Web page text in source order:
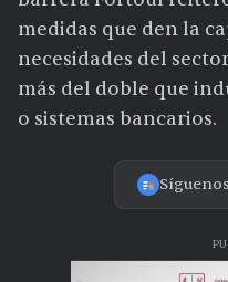
medidas que den la
necesidades del
más del doble que
o sistemas bancarios.